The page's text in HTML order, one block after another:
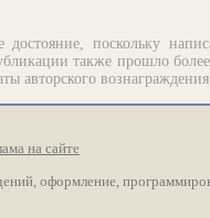
поскольку
также прошло
авторского
на сайте
оформление,